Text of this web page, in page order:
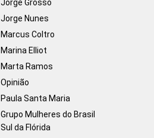
Jorge Grosso
Jorge Nunes
Marcus Coltro
Marina Elliot
Marta Ramos
Opinião
Paula Santa Maria
Grupo Mulheres do Brasil
Sul da Flórida